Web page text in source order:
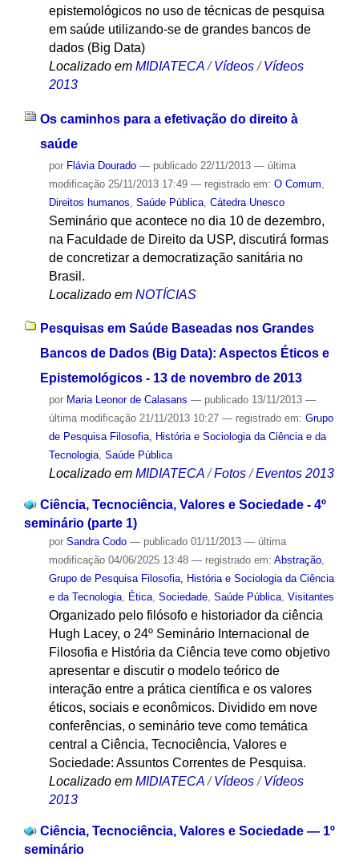
epistemológicos no uso de técnicas de pesquisa
em saúde utilizando-se de grandes bancos de
dados (Big Data)
Localizado em MIDIATECA /Vídeos /Vídeos
2013
Os caminhos para a efetivação do direito à
saúde
por Flávia Dourado — publicado22/11/2013 — última
modificação25/11/2013 17:49 — registrado em: O Comum
Direitos humanos Saúde Pública, Cátedra Unesco
Seminário que acontece no dia 10 de dezembro,
na Faculdade de Direito da USP, discutirá formas
de concretizar a democratização sanitária no
Brasil.
Localizado em NOTÍCIAS
Pesquisas em Saúde Baseadas nos Grandes
Bancos de Dados (Big Data): Aspectos Éticos e
Epistemológicos - 13 de novembro de 2013
por Maria Leonor de Calasans — publicado13/11/2013 —
última modificação21/11/2013 10:27 — registrado em: Grupo
de Pesquisa Filosofia, História e Sociologia da Ciência e da
Tecnologia, Saúde Pública
Localizado em MIDIATECA /Fotos /Eventos 2013
Ciência, Tecnociência, Valores e Sociedade - 4º
seminário (parte 1)
por Sandra Codo — publicado01/11/2013 — última
modificação04/06/2025 13:48 — registrado em: Abstração,
Grupo de Pesquisa Filosofia, História e Sociologia da Ciência
e da Tecnologia, Ética, Sociedade, Saúde Pública, Visitantes
Organizado pelo filósofo e historiador da ciência
Hugh Lacey, o 24º Seminário Internacional de
Filosofia e História da Ciência teve como objetivo
apresentar e discutir o modelo teórico de
interação entre a prática científica e os valores
éticos, sociais e econômicos. Dividido em nove
conferências, o seminário teve como temática
central a Ciência, Tecnociência, Valores e
Sociedade: Assuntos Correntes de Pesquisa.
Localizado em MIDIATECA /Vídeos /Vídeos
2013
Ciência, Tecnociência, Valores e Sociedade — 1º
seminário